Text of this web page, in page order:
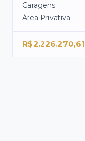
Garagens
Área Privativa
R$2.226.270,61